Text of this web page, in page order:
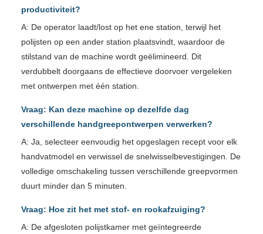
productiviteit?
A: De operator laadt/lost op het ene station, terwijl het
polijsten op een ander station plaatsvindt, waardoor de
stilstand van de machine wordt geëlimineerd. Dit
verdubbelt doorgaans de effectieve doorvoer vergeleken
met ontwerpen met één station.
Vraag: Kan deze machine op dezelfde dag
verschillende handgreepontwerpen verwerken?
A: Ja, selecteer eenvoudig het opgeslagen recept voor elk
handvatmodel en verwissel de snelwisselbevestigingen. De
volledige omschakeling tussen verschillende greepvormen
duurt minder dan 5 minuten.
Vraag: Hoe zit het met stof- en rookafzuiging?
A: De afgesloten polijstkamer met geïntegreerde